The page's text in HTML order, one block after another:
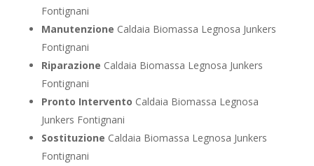
Fontignani
Manutenzione Caldaia Biomassa Legnosa Junkers
Fontignani
Riparazione Caldaia Biomassa Legnosa Junkers
Fontignani
Pronto Intervento Caldaia Biomassa Legnosa
Junkers Fontignani
Sostituzione Caldaia Biomassa Legnosa Junkers
Fontignani